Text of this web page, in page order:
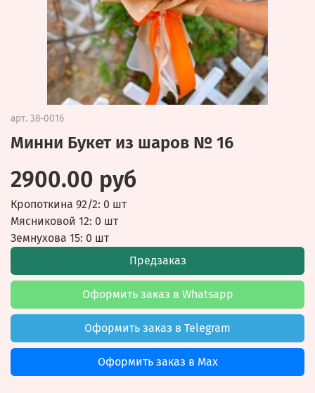
арт. 38-0016
Минни Букет из шаров № 16
2900.00 руб
Кропоткина 92/2: 0 шт
Мясниковой 12: 0 шт
Земнухова 15: 0 шт
Предзаказ
Оформить заказ в Whatsapp
Оформить заказ в Telegram
Оформить заказ в Max